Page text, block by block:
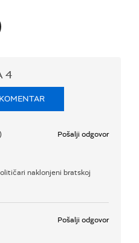
4
Pošalji odgovor
naklonjeni bratskoj
Pošalji odgovor